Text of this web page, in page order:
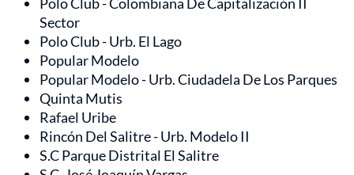
Sector
Polo Club - Urb. El Lago
Popular Modelo
Popular Modelo - Urb. Ciudadela De Los Parques
Quinta Mutis
Rafael Uribe
Rincón Del Salitre - Urb. Modelo II
S.C Parque Distrital El Salitre